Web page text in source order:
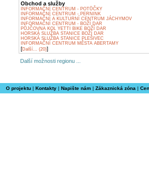
Obchod a služby
INFORMAČNÍ CENTRUM - POTŮČKY
INFORMAČNÍ CENTRUM - PERNINK
INFORMAČNÍ A KULTURNÍ CENTRUM JÁCHYMOV
INFORMAČNÍ CENTRUM - BOŽÍ DAR
PŮJČOVNA KOL YETTI BIKE BOŽÍ DAR
HORSKÁ SLUŽBA STANICE BOŽÍ DAR
HORSKÁ SLUŽBA STANICE PLEŠIVEC
INFORMAČNÍ CENTRUM MĚSTA ABERTAMY
[Další... (20)]
Další možnosti regionu ...
O projektu| Kontakty| Napište nám| Zákaznická zóna |